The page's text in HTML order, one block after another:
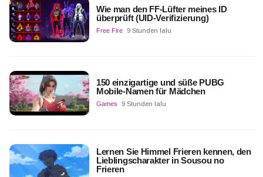
Wie man den FF-Lüfter meines ID
überprüft (UID-Verifizierung)
Free Fire 9 Stunden lalu
150 einzigartige und süße PUBG
Mobile-Namen für Mädchen
Games 9 Stunden lalu
Lernen Sie Himmel Frieren kennen, den
Lieblingscharakter in Sousou no
Frieren